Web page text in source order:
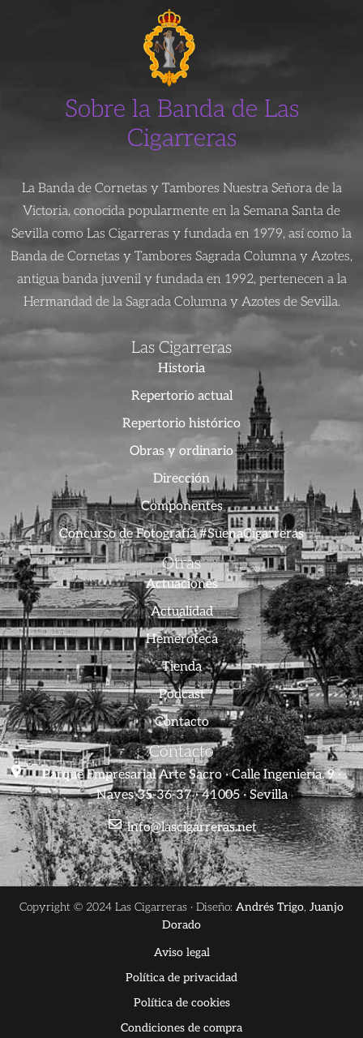
Sobre la Banda de Las
Cigarreras
La Banda de Cornetas y Tambores Nuestra Señora de la
Victoria, conocida popularmente en la Semana Santa de
Sevilla como Las Cigarreras y fundada en 1979, así como la
Banda de Cornetas y Tambores Sagrada Columna y Azotes,
antigua banda juvenil y fundada en 1992, pertenecen a la
Hermandad de la Sagrada Columna y Azotes de Sevilla.
Las Cigarreras
Historia
Repertorio actual
Repertorio histórico
Obras y ordinario
Dirección
Componentes
Concurso de Fotografía #SuenaCigarreras
Otras
Actuaciones
Actualidad
Hemeroteca
Tienda
Podcast
Contacto
Contacto
Parque Empresarial Arte Sacro · Calle Ingeniería, 9 ·
Naves 35-36-37 · 41005 · Sevilla
info@lascigarreras.net
Copyright © 2024 Las Cigarreras · Diseño: Andrés Trigo, Juanjo
Dorado
Aviso legal
Política de privacidad
Política de cookies
Condiciones de compra